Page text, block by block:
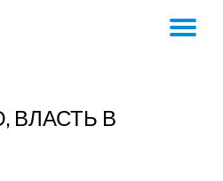
ВЛАСТЬ В